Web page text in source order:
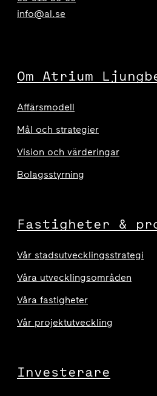
info@al.se
Om Atrium
Affärsmodell
Mål och strategier
Vision och värderingar
Bolagsstyrning
Fastigheter &
Vår stadsutvecklingsstrategi
Våra utvecklingsområden
Våra fastigheter
Vår projektutveckling
Investerare